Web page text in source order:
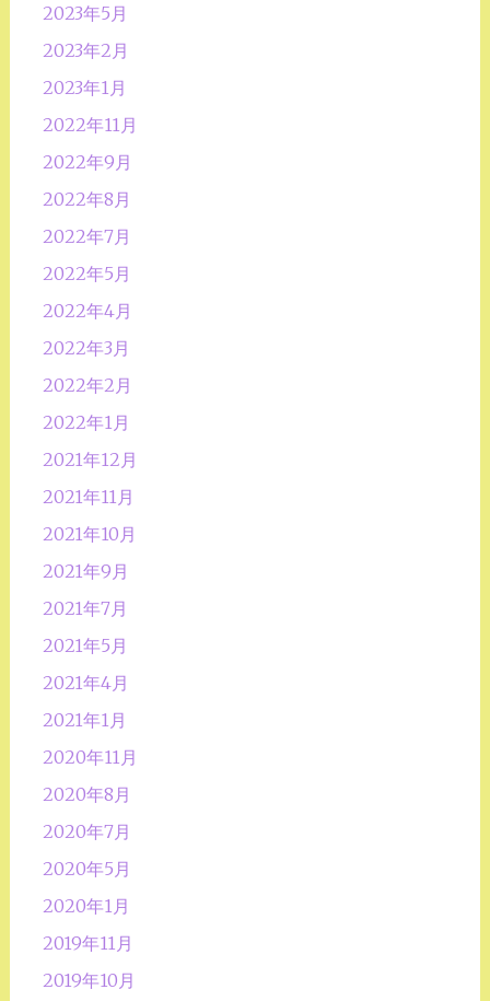
2023年5月
2023年2月
2023年1月
2022年11月
2022年9月
2022年8月
2022年7月
2022年5月
2022年4月
2022年3月
2022年2月
2022年1月
2021年12月
2021年11月
2021年10月
2021年9月
2021年7月
2021年5月
2021年4月
2021年1月
2020年11月
2020年8月
2020年7月
2020年5月
2020年1月
2019年11月
2019年10月